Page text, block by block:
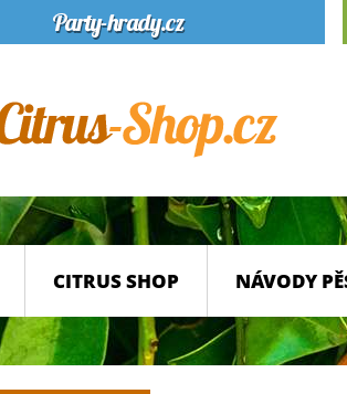
CITRUS SHOP NÁVODY